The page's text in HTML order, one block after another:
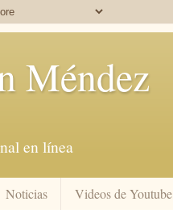
Méndez
en línea
Noticias Videos de Youtube